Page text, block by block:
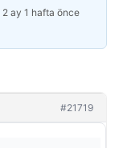
2 ay 1 hafta önce
#21719